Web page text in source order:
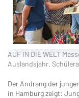
AUF IN DIE WELT
Auslandsjahr,
Der Andrang der
in Hamburg zeigt: